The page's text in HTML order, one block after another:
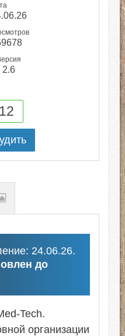
2.6
24.06.26.
до
Tech.
организации